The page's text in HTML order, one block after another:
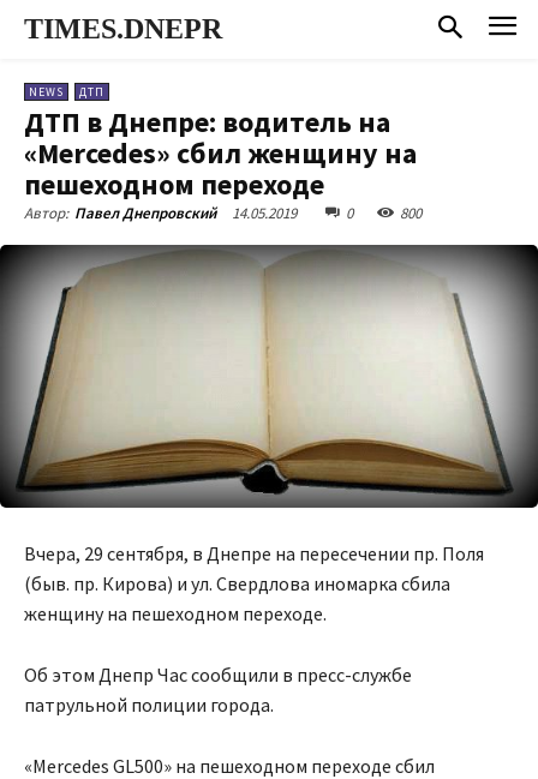
TIMES.DNEPR
NEWS ДТП
ДТП в Днепре: водитель на
«Mercedes» сбил женщину на
пешеходном переходе
Автор: Павел Днепровский 14.05.2019 0 800
Вчера, 29 сентября, в Днепре на пересечении пр. Поля
(быв. пр. Кирова) и ул. Свердлова иномарка сбила
женщину на пешеходном переходе.
Об этом Днепр Час сообщили в пресс-службе
патрульной полиции города.
«Mercedes GL500» на пешеходном переходе сбил